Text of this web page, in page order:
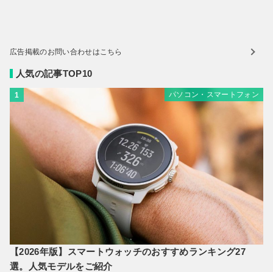
広告掲載のお問い合わせはこちら
人気の記事TOP10
1 パソコン・スマートフォン
【2026年版】スマートウォッチのおすすめランキング27
選。人気モデルをご紹介